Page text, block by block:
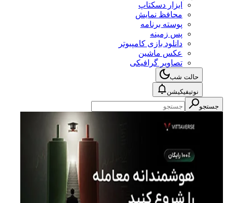
ابزار دسکتاپ
محافظ نمایش
پوسته برنامه
پس زمینه
دانلود بازی کامپیوتر
عکس ماشین
تصاویر گرافیکی
حالت شب
نوتیفیکیشن
جستجو